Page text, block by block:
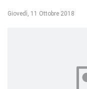
Giovedì, 11 Ottobre 2018